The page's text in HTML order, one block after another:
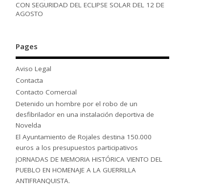
CON SEGURIDAD DEL ECLIPSE SOLAR DEL 12 DE
AGOSTO
Pages
Aviso Legal
Contacta
Contacto Comercial
Detenido un hombre por el robo de un
desfibrilador en una instalación deportiva de
Novelda
El Ayuntamiento de Rojales destina 150.000
euros a los presupuestos participativos
JORNADAS DE MEMORIA HISTÓRICA VIENTO DEL
PUEBLO EN HOMENAJE A LA GUERRILLA
ANTIFRANQUISTA.